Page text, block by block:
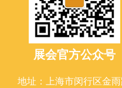
展会官方公众号
地址：上海市闵行区金